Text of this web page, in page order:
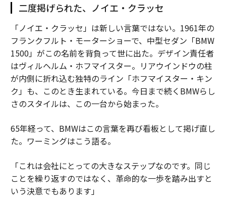
二度掲げられた、ノイエ・クラッセ
「ノイエ・クラッセ」は新しい言葉ではない。1961年の
フランクフルト・モーターショーで、中型セダン「BMW
1500」がこの名前を背負って世に出た。デザイン責任者
はヴィルヘルム・ホフマイスター。リアウインドウの柱
が内側に折れ込む独特のライン「ホフマイスター・キン
ク」も、このとき生まれている。今日まで続くBMWらし
さのスタイルは、この一台から始まった。
65年経って、BMWはこの言葉を再び看板として掲げ直し
た。ワーミングはこう語る。
「これは会社にとっての大きなステップなのです。同じ
ことを繰り返すのではなく、革命的な一歩を踏み出すと
いう決意でもあります」